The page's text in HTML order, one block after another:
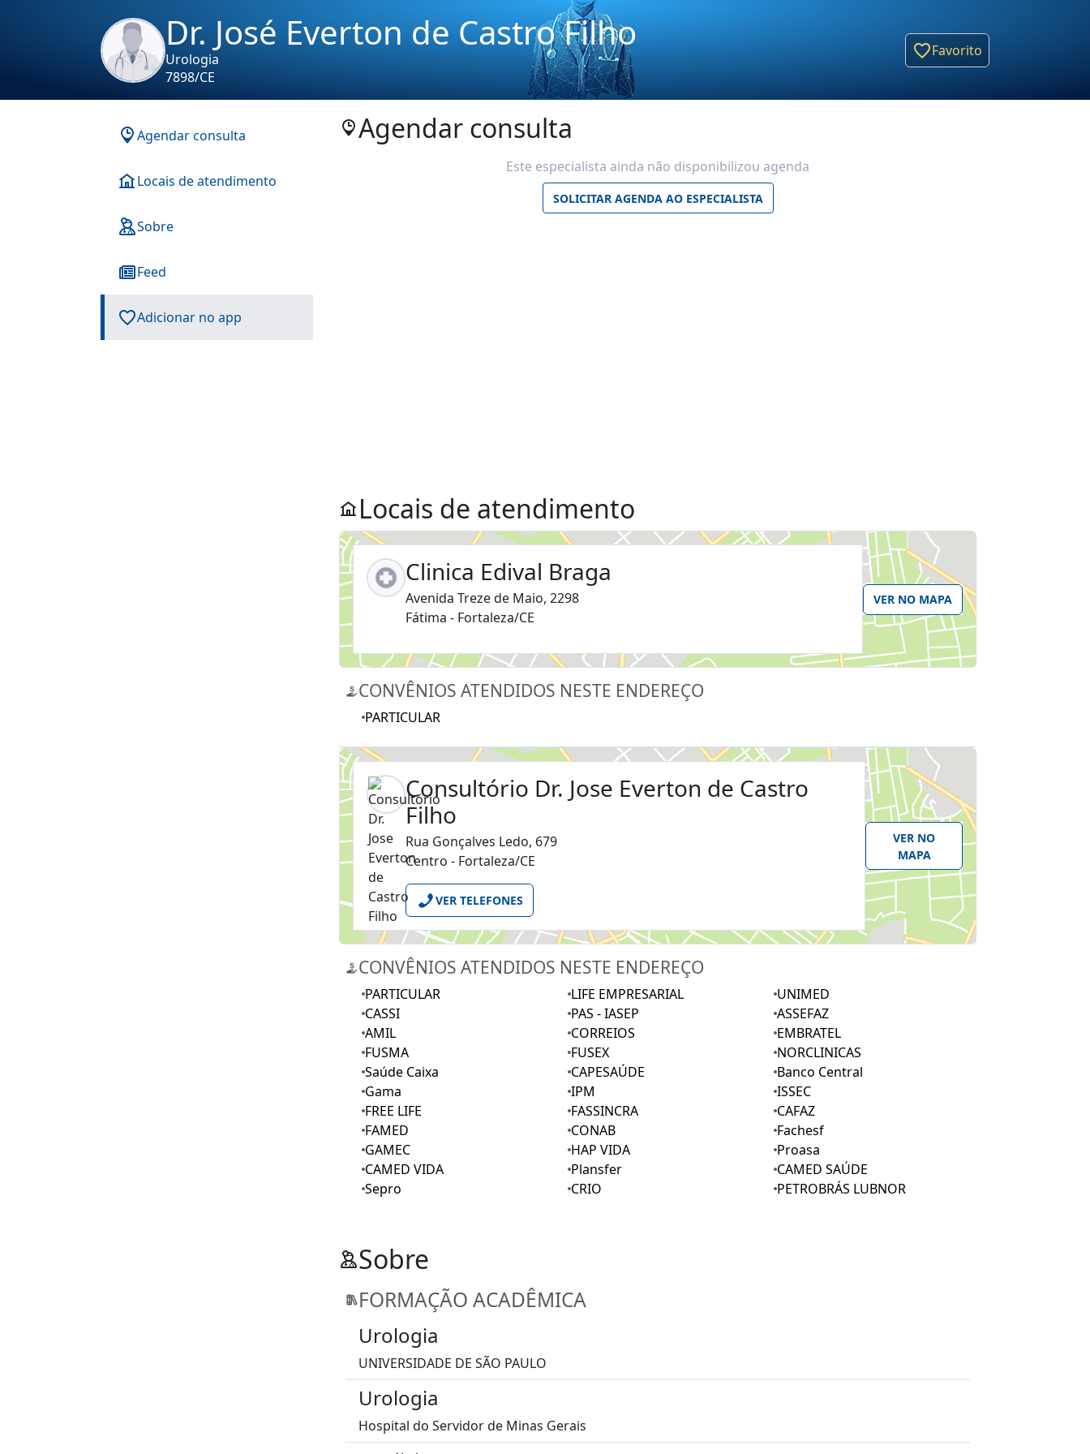
Dr. José Everton de Castro Filho
Urologia
7898/CE
Favorito
Agendar consulta
Locais de atendimento
Sobre
Feed
Adicionar no app
Agendar consulta
Locais de atendimento
Clinica Edival Braga
Avenida Treze de Maio, 2298
Fátima - Fortaleza/CE
VER NO MAPA
CONVÊNIOS ATENDIDOS NESTE ENDEREÇO
PARTICULAR
Consultório Dr. Jose Everton de Castro
Filho
Rua Gonçalves Ledo, 679
Centro - Fortaleza/CE
VER TELEFONES
VER NO
MAPA
CONVÊNIOS ATENDIDOS NESTE ENDEREÇO
PARTICULAR LIFE EMPRESARIAL
UNIMED
CASSI
PAS - IASEP
ASSEFAZ
AMIL
CORREIOS
EMBRATEL
FUSMA
FUSEX
NORCLINICAS
Saúde Caixa
CAPESAÚDE
Banco Central
Gama
IPM
ISSEC
FREE LIFE
FASSINCRA
CAFAZ
FAMED
CONAB
Fachesf
GAMEC
HAP VIDA
Proasa
CAMED VIDA
Plansfer
CAMED SAÚDE
Sepro
CRIO PETROBRÁS LUBNOR
Sobre
FORMAÇÃO ACADÊMICA
Urologia
UNIVERSIDADE DE SÃO PAULO
Urologia
Hospital do Servidor de Minas Gerais